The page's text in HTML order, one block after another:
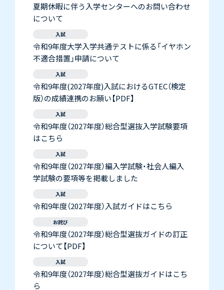
夏期休暇に伴う入学センターへのお問い合わせ
について
入試
令和9年度大学入学共通テストに係る「イヤホン
不適合措置」申請について
入試
令和9年度(2027年度)入試におけるGTEC（検定
版）の成績連携のお願い【PDF】
入試
令和9年度（2027年度）総合型選抜入学試験要項
はこちら
入試
令和9年度（2027年度）編入学試験・社会人編入
学試験の要項等を掲載しました
入試
令和9年度（2027年度）入試ガイドはこちら
お詫び
令和9年度（2027年度）総合型選抜ガイドの訂正
について【PDF】
入試
令和9年度（2027年度）総合型選抜ガイドはこち
ら